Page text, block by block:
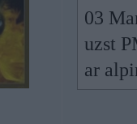
03
uzst
ar